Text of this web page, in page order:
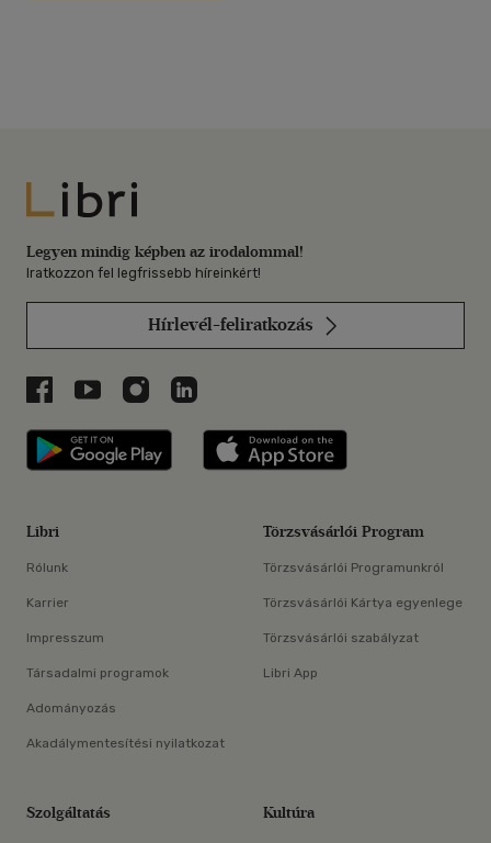
Libri
Legyen mindig képben az irodalommal!
Iratkozzon fel legfrissebb híreinkért!
Hírlevél-feliratkozás
Libri a Facebookon
Libri a Youtube-on
Libri az Instagramon
Libri a LinkedInen
Libri applikáció Szerezd meg: Google
Libri
Rólunk
Karrier
Impresszum
Társadalmi programok
Adományozás
Akadálymentesítési nyilatkozat
Törzsvásárlói Program
Törzsvásárlói Programunkról
Törzsvásárlói Kártya egyenlege
Törzsvásárlói szabályzat
Libri App
Szolgáltatás Kultúra